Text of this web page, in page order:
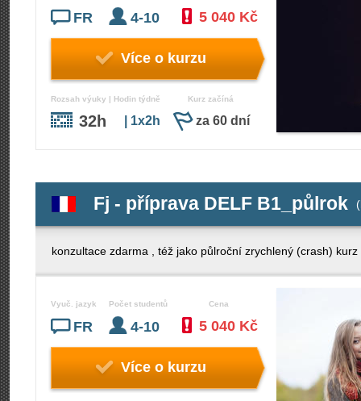
FR 4-10 5 040 Kč
Více o kurzu
Rozsah výuky | Hodin týdně
32h | 1x2h
Kurz začíná
za 60 dní
Fj - příprava DELF B1_půlrok
konzultace zdarma , též jako půlroční zrychlený (crash) kurz
Vyuč. jazyk
FR
Počet studentů
4-10
Cena
5 040 Kč
Více o kurzu